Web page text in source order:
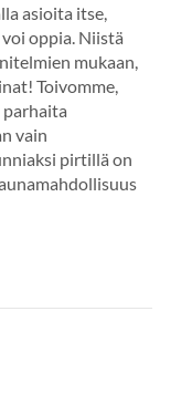
asioita itse,
oppia. Niistä
mukaan,
Toivomme,
vain
pirtillä on